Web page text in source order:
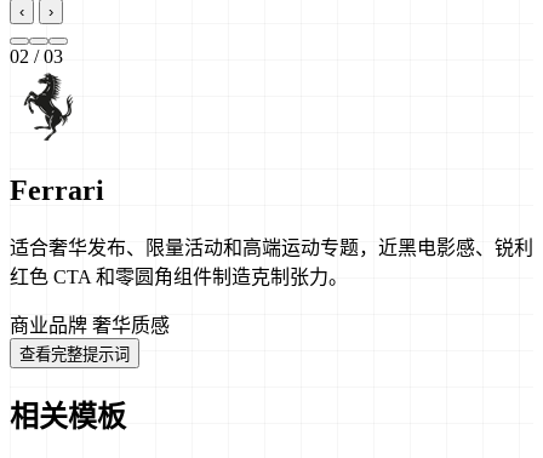
‹ ›
02 / 03
Ferrari
适合奢华发布、限量活动和高端运动专题，近黑电影感、锐利
红色 CTA 和零圆角组件制造克制张力。
商业品牌 奢华质感
查看完整提示词
相关模板